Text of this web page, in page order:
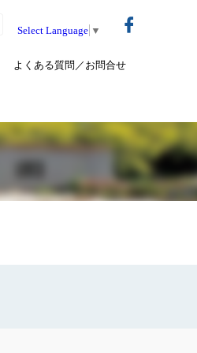
よくある質問／お問合せ
Select Language ▼